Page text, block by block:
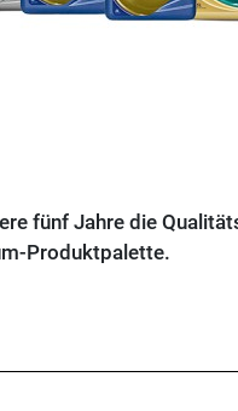
fünf Jahre die
Produktpalette.